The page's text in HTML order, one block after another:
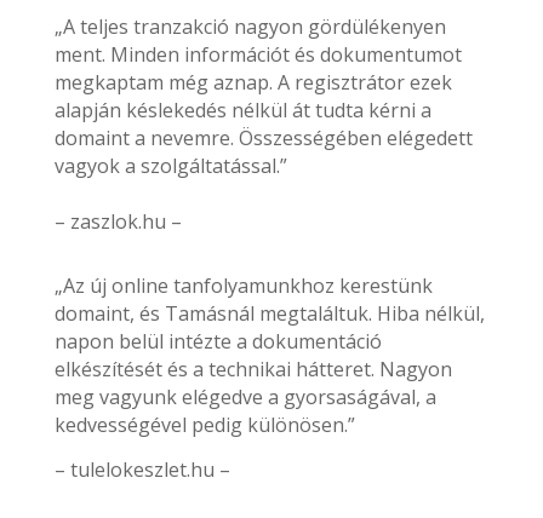
„A teljes tranzakció nagyon gördülékenyen
ment. Minden információt és dokumentumot
megkaptam még aznap. A regisztrátor ezek
alapján késlekedés nélkül át tudta kérni a
domaint a nevemre. Összességében elégedett
vagyok a szolgáltatással.”
– zaszlok.hu –
„Az új online tanfolyamunkhoz kerestünk
domaint, és Tamásnál megtaláltuk. Hiba nélkül,
napon belül intézte a dokumentáció
elkészítését és a technikai hátteret. Nagyon
meg vagyunk elégedve a gyorsaságával, a
kedvességével pedig különösen.”
– tulelokeszlet.hu –